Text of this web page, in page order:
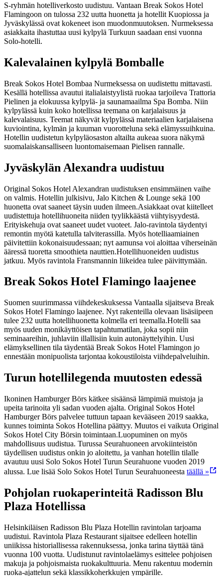
S-ryhmän hotelliverkosto uudistuu. Vantaan Break Sokos Hotel
Flamingoon on tulossa 232 uutta huonetta ja hotellit Kuopiossa ja
Jyväskylässä ovat kokeneet ison muodonmuutoksen. Nurmeksessa
asiakkaita ihastuttaa uusi kylpylä Turkuun saadaan ensi vuonna
Solo-hotelli.
Kalevalainen kylpylä Bomballe
Break Sokos Hotel Bombaa Nurmeksessa on uudistettu mittavasti.
Kesällä hotellissa avautui italialaistyylistä ruokaa tarjoileva Trattoria
Pielinen ja elokuussa kylpylä- ja saunamaailma Spa Bomba. Niin
kylpylässä kuin koko hotellissa teemana on karjalaisuus ja
kalevalaisuus. Teemat näkyvät kylpylässä materiaalien karjalaisena
kuviointina, kylmän ja kuuman vuorotteluna sekä elämyssuihkuina.
Hotellin uudistetun kylpyläosaston altailta aukeaa suora näkymä
suomalaiskansalliseen luontomaisemaan Pielisen rannalle.
Jyväskylän Alexandra uudistuu
Original Sokos Hotel Alexandran uudistuksen ensimmäinen vaihe
on valmis. Hotellin julkisivu, Jalo Kitchen & Lounge sekä 100
huonetta ovat saaneet täysin uuden ilmeen.Asiakkaat ovat kiitelleet
uudistettuja hotellihuoneita niiden tyylikkäästä viihtyisyydestä.
Erityiskehuja ovat saaneet uudet vuoteet. Jalo-ravintola täydentyi
remontin myötä katetulla talviterassilla. Myös hotelliaamiainen
päivitettiin kokonaisuudessaan; nyt aamunsa voi aloittaa viherseinän
ääressä tuoretta smoothieta nauttien.Hotellihuoneiden uudistus
jatkuu. Myös ravintola Fransmannin liikeidea tulee päivittymään.
Break Sokos Hotel Flamingo laajenee
Suomen suurimmassa viihdekeskuksessa Vantaalla sijaitseva Break
Sokos Hotel Flamingo laajenee. Nyt rakenteilla olevaan lisäsiipeen
tulee 232 uutta hotellihuonetta kolmella eri teemalla.Hotelli saa
myös uuden monikäyttöisen tapahtumatilan, joka sopii niin
seminaareihin, juhlaviin illallisiin kuin autonäyttelyihin. Uusi
elämyksellinen tila täydentää Break Sokos Hotel Flamingon jo
ennestään monipuolista tarjontaa kokoustiloista viihdepalveluihin.
Turun hotellilegenda muutosten edessä
Ikoninen Hamburger Börs kätkee sisäänsä lämpimiä muistoja ja
upeita tarinoita yli sadan vuoden ajalta. Original Sokos Hotel
Hamburger Börs palvelee tuttuun tapaan kevääseen 2019 saakka,
kunnes toiminta Sokos Hotellina päättyy. Muutos ei vaikuta Original
Sokos Hotel City Börsin toimintaan.Luopuminen on myös
mahdollisuus uudistua. Turussa Seurahuoneen arvokiinteistön
täydellisen uudistus onkin jo aloitettu, ja vanhan hotellin tilalle
avautuu uusi Solo Sokos Hotel Turun Seurahuone vuoden 2019
alussa. Lue lisää Solo Sokos Hotel Turun Seurahuoneesta täällä »
Pohjolan ruokaperinteitä Radisson Blu
Plaza Hotellissa
Helsinkiläisen Radisson Blu Plaza Hotellin ravintolan tarjoama
uudistui. Ravintola Plaza Restaurant sijaitsee edelleen hotellin
uniikissa historiallisessa rakennuksessa, jonka tarina täyttää tänä
vuonna 100 vuotta. Uudistunut ravintolaelämys esittelee pohjoisen
makuja ja pohjoismaista ruokakulttuuria. Menu rakentuu modernin
ruoka-ajattelun sekä klassikkoherkkujen ympärille.